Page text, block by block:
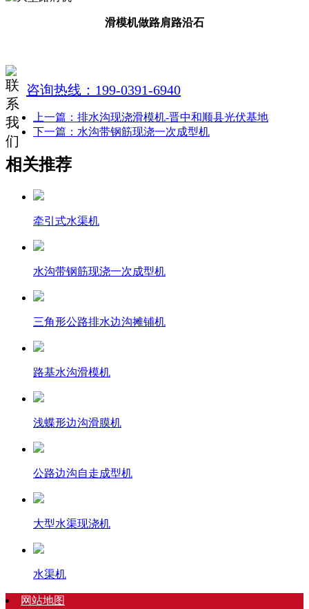
滑模机做路肩路沿石
咨询热线：199-0391-6940
上一篇：排水沟现浇滑模机-晋中和顺县光伏基地
下一篇：水沟带钢筋现浇一次成型机
相关推荐
牵引式水渠机
水沟带钢筋现浇一次成型机
三角形公路排水边沟摊铺机
路基水沟滑模机
浅蝶形边沟滑膜机
公路边沟自走成型机
大型水渠现浇机
水渠机
网站地图